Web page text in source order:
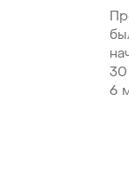
30
6